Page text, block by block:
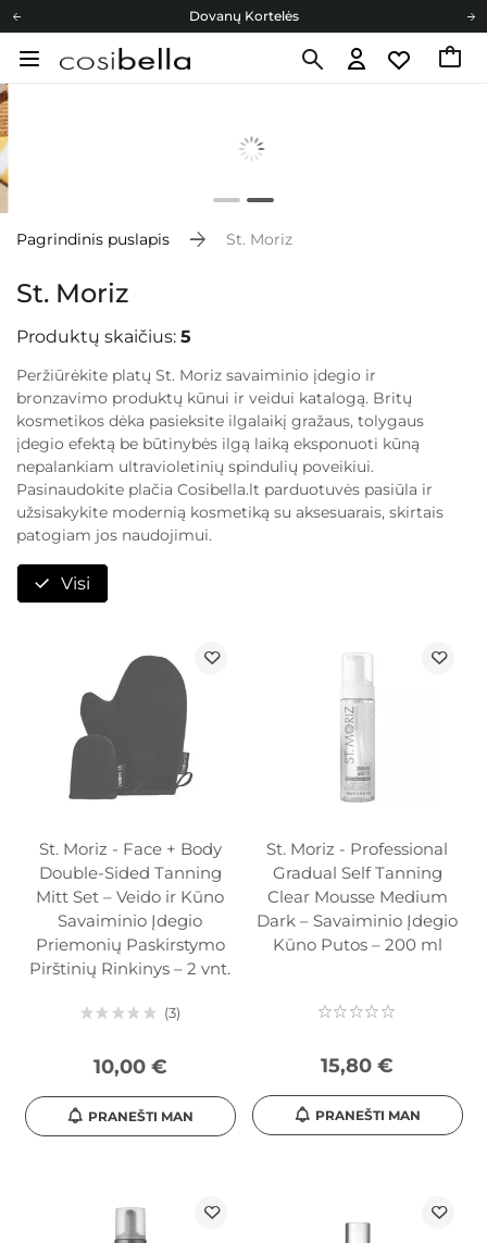
Dovanų Kortelės
Cosibella lojalumo programa
Pagrindinis puslapis St. Moriz
St. Moriz
Produktų skaičius: 5
Peržiūrėkite platų St. Moriz savaiminio įdegio ir
bronzavimo produktų kūnui ir veidui katalogą. Britų
kosmetikos dėka pasieksite ilgalaikį gražaus, tolygaus
įdegio efektą be būtinybės ilgą laiką eksponuoti kūną
nepalankiam ultravioletinių spindulių poveikiui.
Pasinaudokite plačia Cosibella.lt parduotuvės pasiūla ir
užsisakykite modernią kosmetiką su aksesuarais, skirtais
patogiam jos naudojimui.
Visi
St. Moriz - Face + Body
Double-Sided Tanning
Mitt Set – Veido ir Kūno
Savaiminio Įdegio
Priemonių Paskirstymo
Pirštinių Rinkinys – 2 vnt.
3
10,00 €
PRANEŠTI MAN
St. Moriz - Professional
Gradual Self Tanning
Clear Mousse Medium
Dark – Savaiminio Įdegio
Kūno Putos – 200 ml
15,80 €
PRANEŠTI MAN